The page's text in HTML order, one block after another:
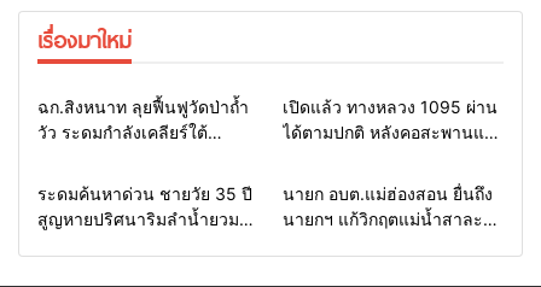
เรื่องมาใหม่
Home แวดวงทหาร
ฉก.สิงหนาท ลุยฟื้นฟูวัดป่าถ้ำ
วัว ระดมกำลังเคลียร์ใต้
ช่วยชาวบ้านฝ่าวิกฤตน้ำป่า
Home รอบรั้วทั่วไทย
เปิดแล้ว ทางหลวง 1095 ผ่าน
ได้ตามปกติ หลังคอสะพานแม่
แม่ฮ่องสอน สั่งเฝ้าระวัง 24
Home รอบรั้วทั่วไทย
ระดมค้นหาด่วน ชายวัย 35 ปี
สูญหายปริศนาริมลำน้ำยวม
Home รอบรั้วทั่วไทย
นายก อบต.แม่ฮ่องสอน ยื่นถึง
นายกฯ แก้วิกฤตแม่น้ำสาละ